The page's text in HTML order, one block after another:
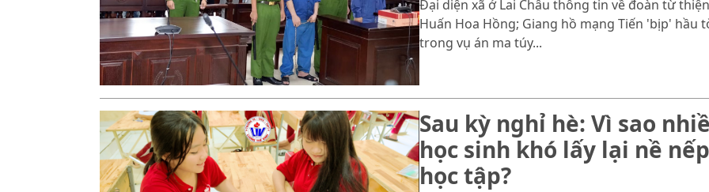
Đại diện xã ở Lai Châu thông tin về đoàn từ
Huấn Hoa Hồng; Giang hồ mạng Tiến 'bịp' hầu
trong vụ án ma túy...
Sau kỳ nghỉ hè: Vì sao
học sinh khó lấy lại nề nếp
học tập?